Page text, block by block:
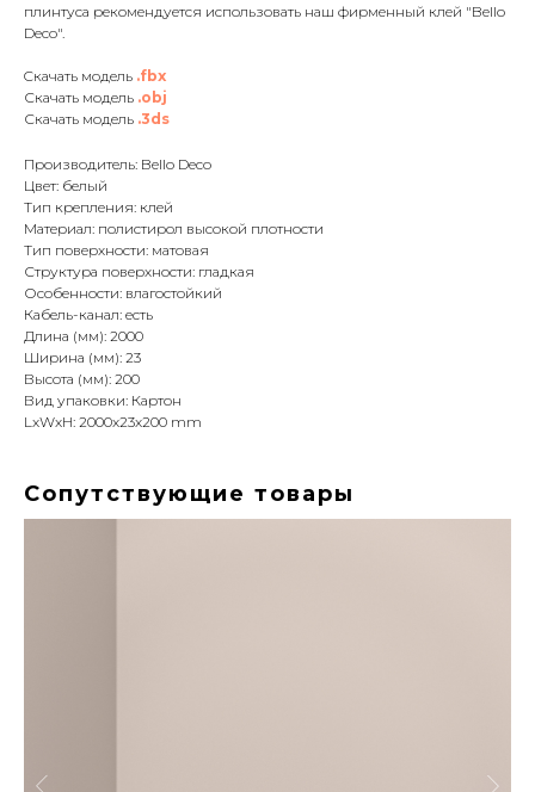
плинтуса рекомендуется использовать наш фирменный клей "Bello
Deco".
Cкачать модель .fbx
Скачать модель .obj
Скачать модель .3ds
Производитель: Bello Deco
Цвет: белый
Тип крепления: клей
Материал: полистирол высокой плотности
Тип поверхности: матовая
Структура поверхности: гладкая
Особенности: влагостойкий
Кабель-канал: есть
Длина (мм): 2000
Ширина (мм): 23
Высота (мм): 200
Вид упаковки: Картон
LxWxH: 2000x23x200 mm
Сопутствующие товары